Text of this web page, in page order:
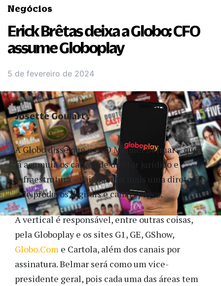
Negócios
Erick Brêtas deixa a Globo; CFO
assume Globoplay
5 de fevereiro de 2024
A Globo disse que o CFO Manuel Belmar – que
já acumula os cargos de diretor jurídico e
infraestrutura – vai assumir mais uma diretoria:
a de produtos digitais e canais pagos.
A vertical é responsável, entre outras coisas,
pela Globoplay e os sites G1, GE, GShow,
Globo.Com e Cartola, além dos canais por
assinatura. Belmar será como um vice-
presidente geral, pois cada uma das áreas tem
Josette Goulart